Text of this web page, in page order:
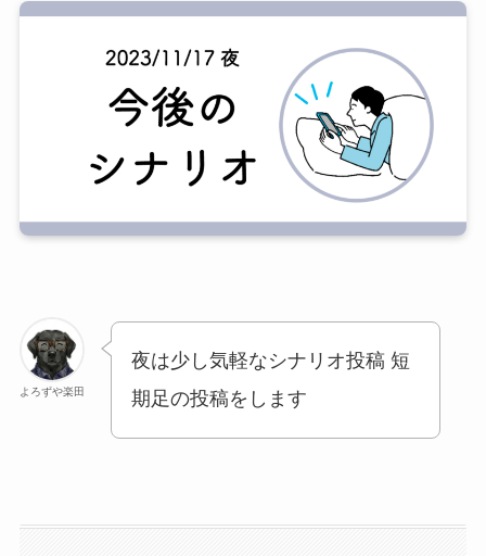
よろずや楽田
夜は少し気軽なシナリオ投稿 短
期足の投稿をします